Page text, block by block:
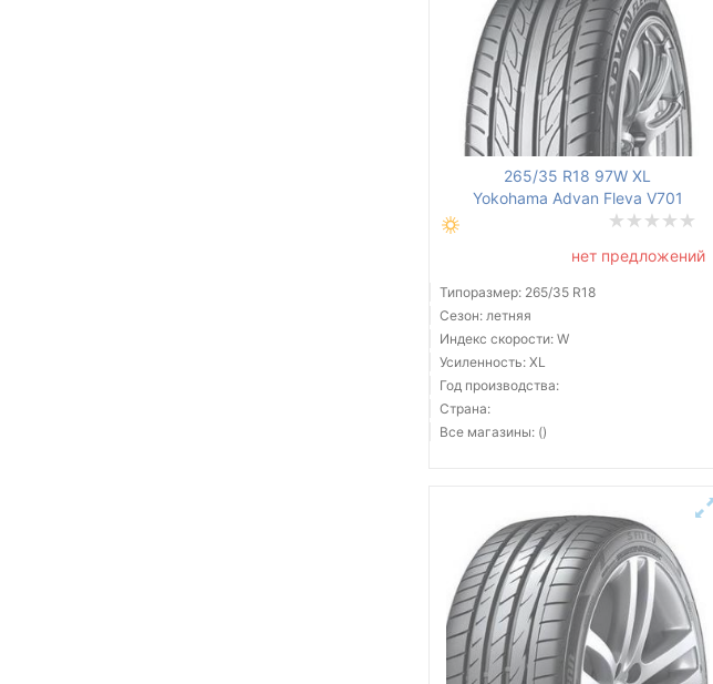
265/35 R18 97W XL
Yokohama Advan Fleva V701
нет предложений
Типоразмер: 265/35 R18
Сезон: летняя
Индекс скорости: W
Усиленность: XL
Год производства:
Страна:
Все магазины: ()